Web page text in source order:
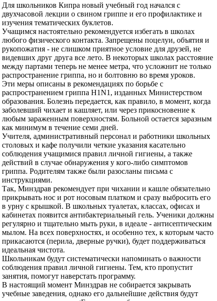
Для школьников Кипра новый учебный год начался с
двухчасовой лекции о свином гриппе и его профилактике и
изучения тематических буклетов.
Учащимся настоятельно рекомендуется избегать в школах
любого физического контакта. Запрещены поцелуи, объятия и
рукопожатия - не слишком приятное условие для друзей, не
видевших друг друга все лето. В некоторых школах расстояние
между партами теперь не менее метра, что усложнит не только
распространение гриппа, но и болтовню во время уроков.
Эти меры описаны в рекомендациях по борьбе с
распространением гриппа H1N1, изданных Министерством
образования. Болезнь передается, как правило, в момент, когда
заболевший чихает и кашляет, или через прикосновение к
любым зараженным поверхностям. Больной остается заразным
как минимум в течение семи дней.
Учителя, административный персонал и работники школьных
столовых и кафе получили четкие указания касательно
соблюдения учащимися правил личной гигиены, а также
действий в случае обнаружения у кого-либо симптомов
гриппа. Родителям также были разосланы письма с
инструкциями.
Так, Минздрав рекомендует при чихании и кашле обязательно
прикрывать нос и рот носовым платком и сразу выбросить его
в урну с крышкой. В школьных туалетах, классах, офисах и
кабинетах появится антибактериальный гель. Ученики должны
регулярно и тщательно мыть руки, в идеале - антисептическим
мылом. На всех поверхностях, и особенно тех, к которым часто
прикасаются (перила, дверные ручки), будет поддерживаться
идеальная чистота.
Школьникам будут систематически напоминать о важности
соблюдения правил личной гигиены. Тем, кто пропустит
занятия, помогут наверстать программу.
В настоящий момент Минздрав не собирается закрывать
учебные заведения, однако его дальнейшие действия будут